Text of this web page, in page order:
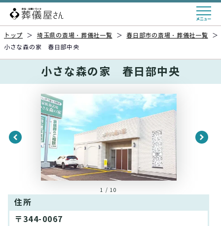
トップ ＞ 埼玉県の斎場・葬儀社一覧 ＞ 春日部市の斎場・葬儀社一覧
＞
小さな森の家 春日部中央
小さな森の家 春日部中央
1 / 10
住所
〒344-0067